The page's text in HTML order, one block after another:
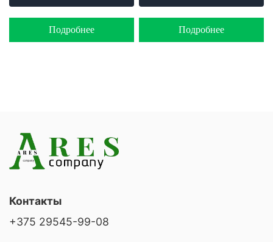
Подробнее Подробнее
Контакты
+375 29545-99-08